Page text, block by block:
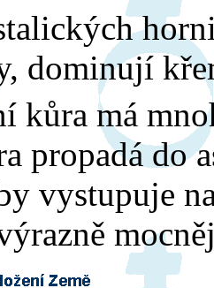
dominují
kůra má
propadá do
vystupuje